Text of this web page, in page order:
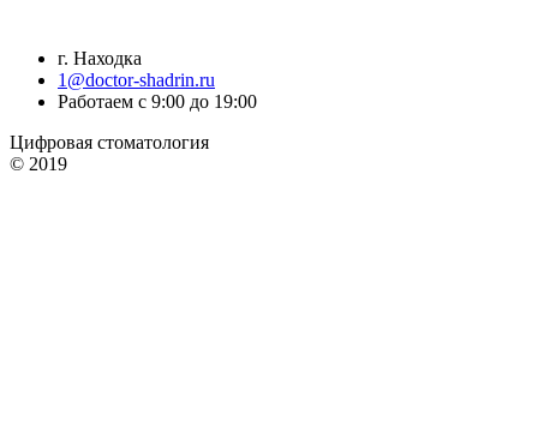
г. Находка
1@doctor-shadrin.ru
Работаем с 9:00 до 19:00
Цифровая стоматология
© 2019